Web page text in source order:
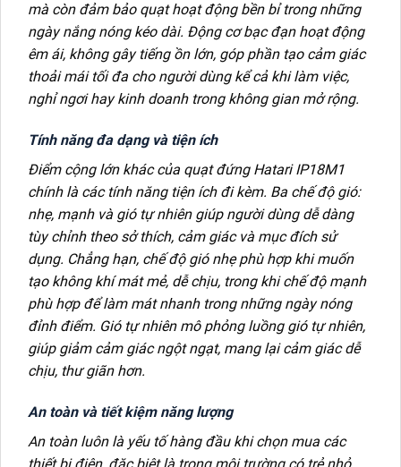
mà còn đảm bảo quạt hoạt động bền bỉ trong những
ngày nắng nóng kéo dài. Động cơ bạc đạn hoạt động
êm ái, không gây tiếng ồn lớn, góp phần tạo cảm giác
thoải mái tối đa cho người dùng kể cả khi làm việc,
nghỉ ngơi hay kinh doanh trong không gian mở rộng.
Tính năng đa dạng và tiện ích
Điểm cộng lớn khác của quạt đứng Hatari IP18M1
chính là các tính năng tiện ích đi kèm. Ba chế độ gió:
nhẹ, mạnh và gió tự nhiên giúp người dùng dễ dàng
tùy chỉnh theo sở thích, cảm giác và mục đích sử
dụng. Chẳng hạn, chế độ gió nhẹ phù hợp khi muốn
tạo không khí mát mẻ, dễ chịu, trong khi chế độ mạnh
phù hợp để làm mát nhanh trong những ngày nóng
đỉnh điểm. Gió tự nhiên mô phỏng luồng gió tự nhiên,
giúp giảm cảm giác ngột ngạt, mang lại cảm giác dễ
chịu, thư giãn hơn.
An toàn và tiết kiệm năng lượng
An toàn luôn là yếu tố hàng đầu khi chọn mua các